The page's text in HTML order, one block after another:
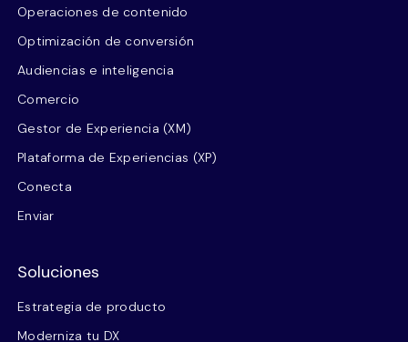
Operaciones de contenido
Optimización de conversión
Audiencias e inteligencia
Comercio
Gestor de Experiencia (XM)
Plataforma de Experiencias (XP)
Conecta
Enviar
Soluciones
Estrategia de producto
Moderniza tu DX